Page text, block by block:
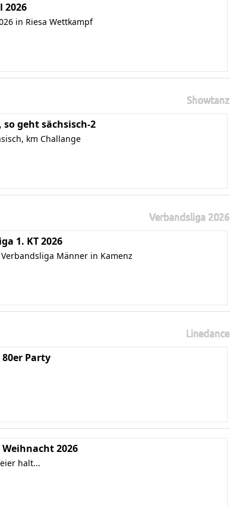
2026
in Riesa Wettkampf
Showtanz
geht sächsisch-2
km Challange
Verbandsliga 2026
1. KT 2026
Männer in Kamenz
Linedance
Party
2026
halt...